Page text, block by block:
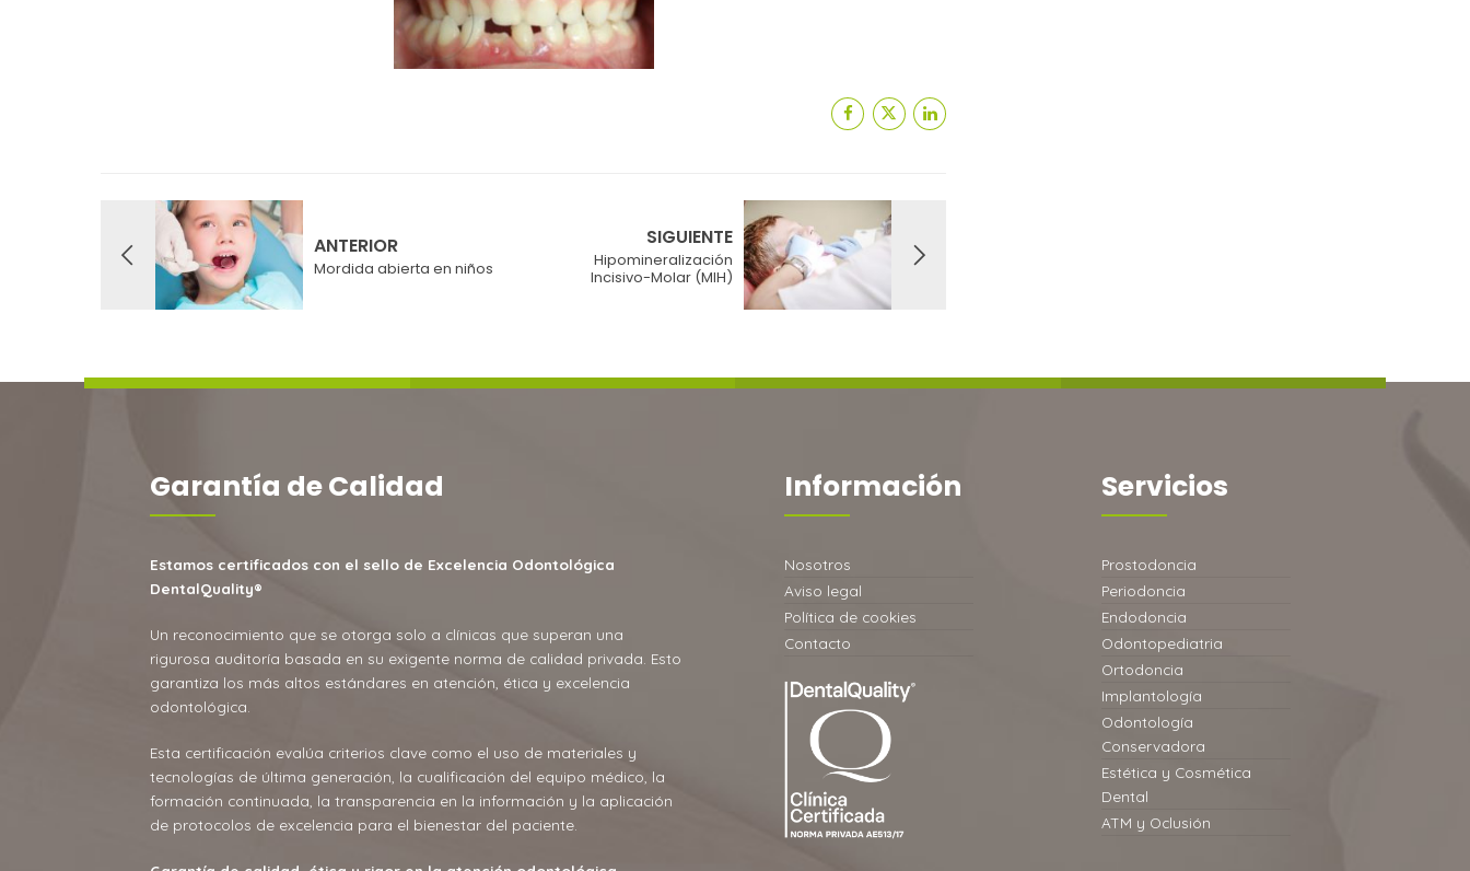
ANTERIOR
Mordida abierta en niños
SIGUIENTE
Hipomineralización
Incisivo-Molar (MIH)
Garantía de Calidad
Estamos certificados con el sello de Excelencia Odontológica
DentalQuality®
Un reconocimiento que se otorga solo a clínicas que superan una
rigurosa auditoría basada en su exigente norma de calidad privada. Esto
garantiza los más altos estándares en atención, ética y excelencia
odontológica.
Esta certificación evalúa criterios clave como el uso de materiales y
tecnologías de última generación, la cualificación del equipo médico, la
formación continuada, la transparencia en la información y la aplicación
de protocolos de excelencia para el bienestar del paciente.
Información
Nosotros
Aviso legal
Política de cookies
Contacto
Servicios
Prostodoncia
Periodoncia
Endodoncia
Odontopediatria
Ortodoncia
Implantología
Odontología
Conservadora
Estética y Cosmética
Dental
ATM y Oclusión